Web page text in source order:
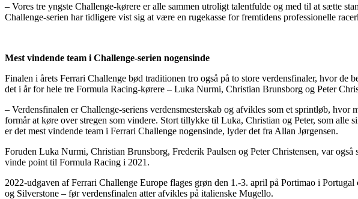
– Vores tre yngste Challenge-kørere er alle sammen utroligt talentfulde og med til at sætte
Challenge-serien har tidligere vist sig at være en rugekasse for fremtidens professionelle
Mest vindende team i Challenge-serien nogensinde
Finalen i årets Ferrari Challenge bød traditionen tro også på to store verdensfinaler, hvor
det i år for hele tre Formula Racing-kørere – Luka Nurmi, Christian Brunsborg og Peter
– Verdensfinalen er Challenge-seriens verdensmesterskab og afvikles som et sprintløb,
formår at køre over stregen som vindere. Stort tillykke til Luka, Christian og Peter, som
er det mest vindende team i Ferrari Challenge nogensinde, lyder det fra Allan Jørgensen.
Foruden Luka Nurmi, Christian Brunsborg, Frederik Paulsen og Peter Christensen, var
vinde point til Formula Racing i 2021.
2022-udgaven af Ferrari Challenge Europe flages grøn den 1.-3. april på Portimao i
og Silverstone – før verdensfinalen atter afvikles på italienske Mugello.